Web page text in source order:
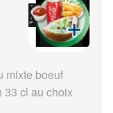
mixte boeuf
33 cl au choix